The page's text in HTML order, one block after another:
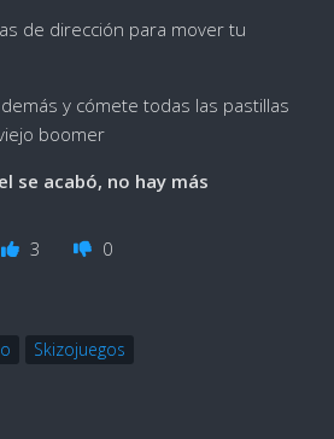
de dirección para mover tu
y cómete todas las pastillas
boomer
se acabó, no hay más
3 0
Skizojuegos